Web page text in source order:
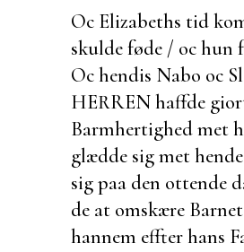
Oc Elizabeths tid
skulde føde / oc hun
Oc hendis Nabo oc
HERREN haffde
Barmhertighed met
glædde sig met
sig paa den ottende
de at omskære
hannem effter hans